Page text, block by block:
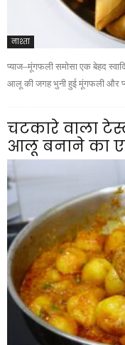
नाश्ता
प्याज–मूंगफली समोसा एक बेहद
आलू की जगह भुनी हुई मूंगफली और
चटकारे वाला
आलू बनाने का